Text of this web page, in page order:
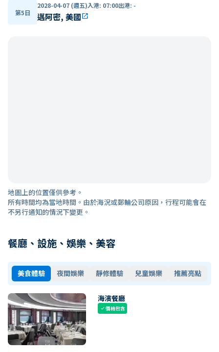
第5日
2028-04-07 (週五)入港: 07:00出港: -
邁阿密, 美國open_in_new
地圖上的位置僅供參考。
所有時間均為當地時間。由於海況或郵輪公司原因，行程可能會在
不另行通知的情況下變更。
餐廳、設施、娛樂、美容
美食體驗 夜間娛樂 靜修體驗 兒童娛樂 推薦亮點
海濱餐廳
check價格包含